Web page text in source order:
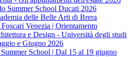
Summer School Ducati 2026
delle Belle Arti di Brera
Venezia | Orientamento
e Design - Università degli studi
e Giugno 2026
School | Dal 15 al 19 giugno